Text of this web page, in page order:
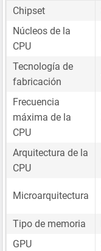
Chipset
Núcleos de la
CPU
Tecnología de
fabricación
Frecuencia
máxima de la
CPU
Arquitectura de la
CPU
Microarquitectura
Tipo de memoria
GPU